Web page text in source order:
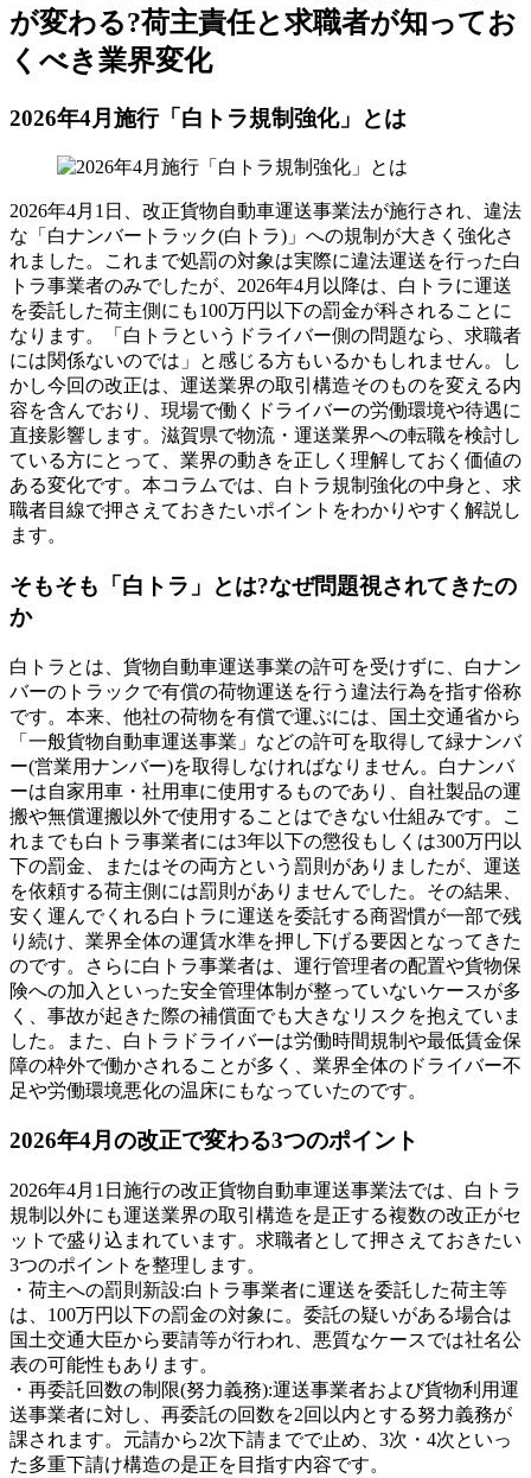
が変わる?荷主責任と求職者が知ってお
くべき業界変化
2026年4月施行「白トラ規制強化」とは
2026年4月1日、改正貨物自動車運送事業法が施行され、違法
な「白ナンバートラック(白トラ)」への規制が大きく強化さ
れました。これまで処罰の対象は実際に違法運送を行った白
トラ事業者のみでしたが、2026年4月以降は、白トラに運送
を委託した荷主側にも100万円以下の罰金が科されることに
なります。「白トラというドライバー側の問題なら、求職者
には関係ないのでは」と感じる方もいるかもしれません。し
かし今回の改正は、運送業界の取引構造そのものを変える内
容を含んでおり、現場で働くドライバーの労働環境や待遇に
直接影響します。滋賀県で物流・運送業界への転職を検討し
ている方にとって、業界の動きを正しく理解しておく価値の
ある変化です。本コラムでは、白トラ規制強化の中身と、求
職者目線で押さえておきたいポイントをわかりやすく解説し
ます。
そもそも「白トラ」とは?なぜ問題視されてきたの
か
白トラとは、貨物自動車運送事業の許可を受けずに、白ナン
バーのトラックで有償の荷物運送を行う違法行為を指す俗称
です。本来、他社の荷物を有償で運ぶには、国土交通省から
「一般貨物自動車運送事業」などの許可を取得して緑ナンバ
ー(営業用ナンバー)を取得しなければなりません。白ナンバ
ーは自家用車・社用車に使用するものであり、自社製品の運
搬や無償運搬以外で使用することはできない仕組みです。こ
れまでも白トラ事業者には3年以下の懲役もしくは300万円以
下の罰金、またはその両方という罰則がありましたが、運送
を依頼する荷主側には罰則がありませんでした。その結果、
安く運んでくれる白トラに運送を委託する商習慣が一部で残
り続け、業界全体の運賃水準を押し下げる要因となってきた
のです。さらに白トラ事業者は、運行管理者の配置や貨物保
険への加入といった安全管理体制が整っていないケースが多
く、事故が起きた際の補償面でも大きなリスクを抱えていま
した。また、白トラドライバーは労働時間規制や最低賃金保
障の枠外で働かされることが多く、業界全体のドライバー不
足や労働環境悪化の温床にもなっていたのです。
2026年4月の改正で変わる3つのポイント
2026年4月1日施行の改正貨物自動車運送事業法では、白トラ
規制以外にも運送業界の取引構造を是正する複数の改正がセ
ットで盛り込まれています。求職者として押さえておきたい
3つのポイントを整理します。
・荷主への罰則新設:白トラ事業者に運送を委託した荷主等
は、100万円以下の罰金の対象に。委託の疑いがある場合は
国土交通大臣から要請等が行われ、悪質なケースでは社名公
表の可能性もあります。
・再委託回数の制限(努力義務):運送事業者および貨物利用運
送事業者に対し、再委託の回数を2回以内とする努力義務が
課されます。元請から2次下請までで止め、3次・4次といっ
た多重下請け構造の是正を目指す内容です。